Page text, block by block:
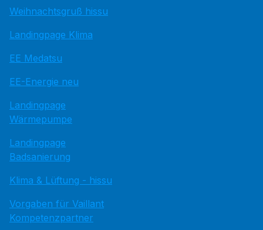
Weihnachtsgruß hissu
Landingpage Klima
EE Medatsu
EE-Energie neu
Landingpage
Wärmepumpe
Landingpage
Badsanierung
Klima & Lüftung - hissu
Vorgaben für Vaillant
Kompetenzpartner